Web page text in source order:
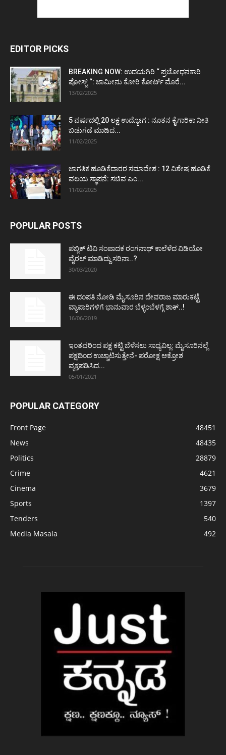
EDITOR PICKS
BREAKING NOW: ಉದಯಗಿರಿ “ ಪ್ರಚೋಧನಕಾರಿ
ಪೋಸ್ಟ್‌ “: ಜಾಮೀನು ಕೋರಿ ಕೋರ್ಟ್‌ ಮೊರೆ...
13/02/2025
5 ವರ್ಷದಲ್ಲಿ 20 ಲಕ್ಷ ಉದ್ಯೋಗ : ನೂತನ ಕೈಗಾರಿಕಾ ನೀತಿ
ಬಿಡುಗಡೆ ಮಾಡಿದ...
11/02/2025
ಜಾಗತಿಕ ಹೂಡಿಕೆದಾರರ ಸಮಾವೇಶ : 12 ವಿಶೇಷ ಹೂಡಿಕೆ
ವಲಯ ಸ್ಥಾಪನೆ: ಸಚಿವ ಎಂ...
11/02/2025
POPULAR POSTS
ಪಬ್ಲಿಕ್ ಟಿವಿ ಸಂಪಾದಕ ರಂಗನಾಥ್ ಕಾಲೆಳೆದ ವಿಡಿಯೋ
ವೈರಲ್ ಮಾಡಿದ್ದು ಸರಿನಾ..?
30/03/2020
ಈ ದಂಪತಿ ನೋಡಿ ಮೈಸೂರಿನ ದೇವರಾಜ ಮಾರುಕಟ್ಟೆ
ವ್ಯಾಪಾರಿಗಳಿಗೆ ಭಾನುವಾರ ಬೆಳ್ಳಂಬೆಳಗ್ಗೆ ಶಾಕ್..!
16/06/2019
ಇಂತವರಿಂದ ಪಕ್ಷ ಕಟ್ಟಿ ಬೆಳೆಸಲು ಸಾಧ್ಯವಿಲ್ಲ: ಮೈಸೂರಿನಲ್ಲೆ
ಪಕ್ಷದಿಂದ ಉಚ್ಚಾಟಿಸುತ್ತೇನೆ- ಪರೋಕ್ಷ ಆಕ್ರೋಶ
ವ್ಯಕ್ತಪಡಿಸಿದ...
05/01/2021
POPULAR CATEGORY
Front Page
48451
News
48435
Politics
28879
Crime
4621
Cinema
3679
Sports
1397
Tenders
540
Media Masala
492